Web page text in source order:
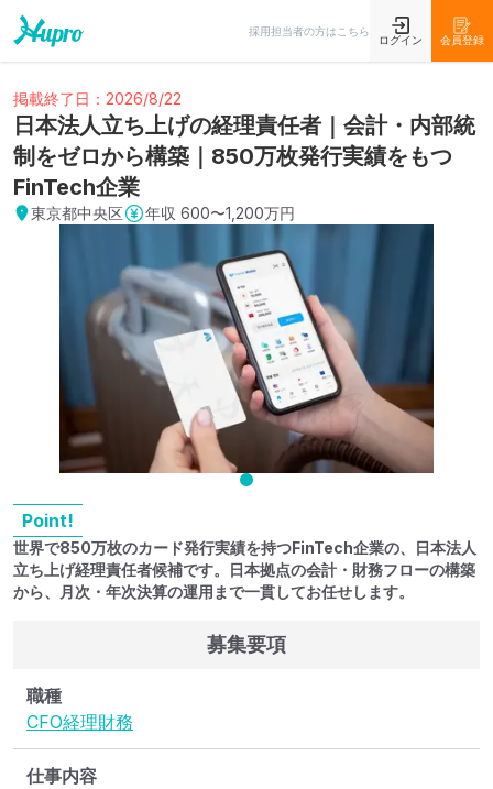
採用担当者の方はこちら
ログイン 会員登録
掲載終了日：2026/8/22
日本法人立ち上げの経理責任者｜会計・内部統
制をゼロから構築｜850万枚発行実績をもつ
FinTech企業
東京都中央区 年収 600〜1,200万円
Point!
世界で850万枚のカード発行実績を持つFinTech企業の、日本法人
立ち上げ経理責任者候補です。日本拠点の会計・財務フローの構築
から、月次・年次決算の運用まで一貫してお任せします。
募集要項
職種
CFO経理財務
仕事内容